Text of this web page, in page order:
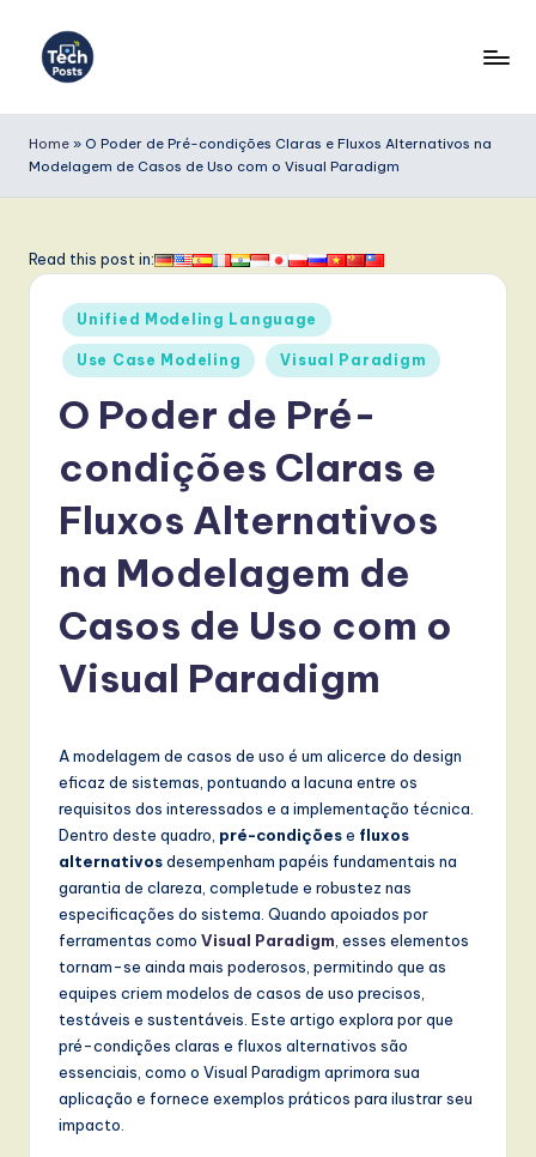
e
c
P
L
T
Home » O Poder de Pré-condições Claras e Fluxos Alternativos na
Modelagem de Casos de Uso com o Visual Paradigm
Read this post in:
Posted
in
Unified Modeling Language
Use Case Modeling Visual Paradigm
O Poder de Pré-
condições Claras e
Fluxos Alternativos
na Modelagem de
Casos de Uso com o
Visual Paradigm
A modelagem de casos de uso é um alicerce do design
eficaz de sistemas, pontuando a lacuna entre os
requisitos dos interessados e a implementação técnica.
Dentro deste quadro, pré-condiçõese fluxos
alternativosdesempenham papéis fundamentais na
garantia de clareza, completude e robustez nas
especificações do sistema. Quando apoiados por
ferramentas como Visual Paradigm , esses elementos
tornam-se ainda mais poderosos, permitindo que as
equipes criem modelos de casos de uso precisos,
testáveis e sustentáveis. Este artigo explora por que
pré-condições claras e fluxos alternativos são
essenciais, como o Visual Paradigm aprimora sua
aplicação e fornece exemplos práticos para ilustrar seu
impacto.